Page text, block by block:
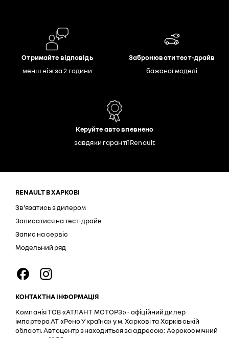
Отримайте відповідь
менш ніж за 2 години
Забронювати тест-драйв
бажаної моделі
Керуйте авто впевнено
завдяки гарантії Renault
RENAULT В ХАРКОВІ
Зв'язатись з дилером
Записатися на тест-драйв
Запис на сервіс
Модельний ряд
КОНТАКТНА ІНФОРМАЦІЯ
Компанія ТОВ «АТЛАНТ МОТОРЗ» - офіційний дилер
імпортера АТ «Рено Україна» у м. Харкові та Харківській
області. Автоцентр знаходиться за адресою: Аерокосмічний